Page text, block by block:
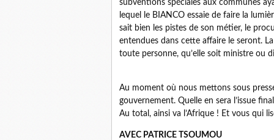
subventions spéciales aux communes
lequel le BIANCO essaie de faire la
sait bien les pistes de son métier, le
entendues dans cette affaire le seront.
toute personne, qu’elle soit ministre ou
Au moment où nous mettons sous
gouvernement. Quelle en sera l’issue
Au total, ainsi va l’Afrique ! Et vous qui
AVEC PATRICE TSOUMOU